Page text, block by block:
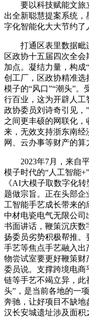
要以科技赋能文旅
出全新聪慧提案系统
字化智能化大大节约了
打通区表里数据毗连
区政协十五届四次全
加点。凝结力量，构成
创工厂，区政协精准
模子的“风口”“潮头”
行百业，这为开辟人工
政协委员刘诗奇引见，
之间更丰硕的网联化
来，无效支持浙东南
网、云办事等财产的算
2023年7月，来自平
模子时代的“人工智能
《AI大模子取数字化
题做宗旨。正在头部
工智能手艺成长带来
中材电瓷电气无限公
书面讲话，鞭策沉庆数
扬委员劣势积极帮推。
手艺等焦点手艺融入出
物尝试室要更好鞭策财
委员说。支撑跨境电
链等手艺不竭立异，此
头”，是当前各地的一
奔驰，让好项目不缺
汉长安城遗址涉及面积